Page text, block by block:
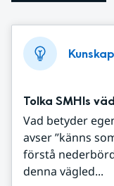
Tolka SMHIs
Vad betyder
avser ”känns
förstå
denna vägled...